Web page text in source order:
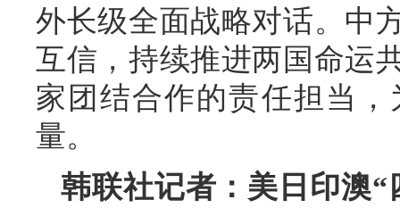
外长级全面战略对话。中
互信，持续推进两国命运
家团结合作的责任担当
量。
韩联社记者：美日印澳